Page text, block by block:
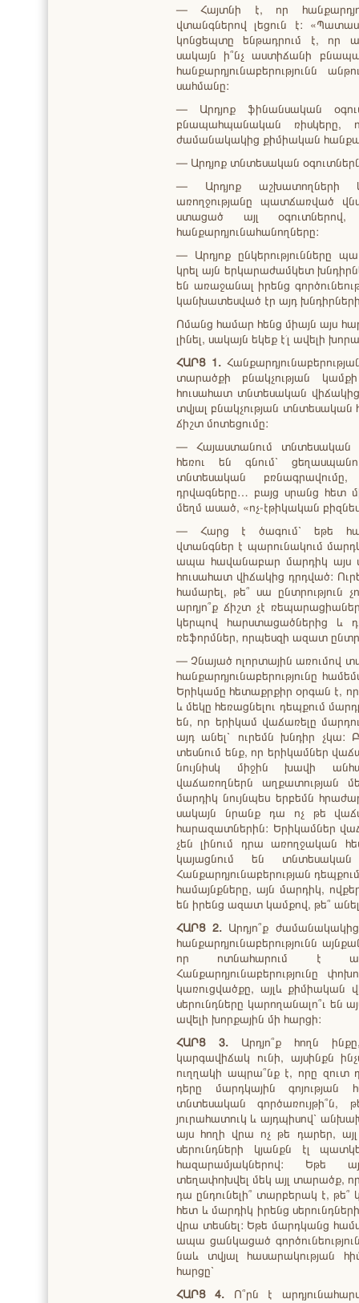
— Հայտնի է, որ
վտանգներով լեցուն է:
կոնցեպտը ենթադրում է, որ
սակայն ի՞նչ աստիճանի
հանքարդյունաբերությունն
սահմանը:
— Արդյոք ֆինանսական
բնապահպանական ռիսկերը,
ժամանակակից քիմիական
— Արդյոք տնտեսական
— Արդյոք աշխատողների
առողջությանը պատճառված
ստացած այլ
հանքարդյունահանողները:
— Արդյոք ընկերությունները
կրել այն երկարաժամկետ
են առաջանալ իրենց
կանխատեսված էր այդ
Ոմանց համար հենց միայն այս
լինել, սակայն եկեք է՛լ ավելի
ՀԱՐՑ 1.
տարածքի բնակչության
հուսահատ տնտեսական վիճակից
տվյալ բնակչության տնտեսական
ճիշտ մոտեցումը:
— Հայաստանում տնտեսական
հեռու են գնում՝
տնտեսական
դրվագները… բայց սրանց հետ
մեղմ ասած, «ոչ-էթիկական բիզնես
— Հարց է ծագում՝ եթե
վտանգներ է պարունակում
ապա հավանաբար մարդիկ այս
հուսահատ վիճակից դրդված:
համարել, թե՞ սա ընտրություն
արդյո՞ք ճիշտ չէ
կերպով հարստացածներից և
ռեֆորմներ, որպեսզի ազատ
— Չնայած ոլորտային առումով
հանքարդյունաբերությունը
Երիկամը հետաքրքիր օրգան է,
և մեկը հեռացնելու դեպքում
են, որ երիկամ վաճառելը
այդ անել՝ ուրեմն խնդիր չկա:
տեսնում ենք, որ երիկամներ
նույնիսկ միջին խավի
վաճառողներն աղքատության
մարդիկ նույնպես երբեմն
սակայն նրանք դա ոչ թե
հարազատներին: Երիկամներ
չեն լինում դրա առողջական
կայացնում են տնտեսական
Հանքարդյունաբերության
համայնքները, այն մարդիկ,
են իրենց ազատ կամքով, թե՞
ՀԱՐՑ 2. Արդյո՞ք
հանքարդյունաբերությունն
որ ոտնահարում է
Հանքարդյունաբերությունը
կառուցվածքը, այլև
սերունդները կարողանալո՞ւ
ավելի խորքային մի հարցի:
ՀԱՐՑ 3.Արդյո՞ք հողն
կարգավիճակ ունի, այսինքն
ուղղակի ապրա՞նք է, որը զուտ
դերը մարդկային
տնտեսական
յուրահատուկ և այդպիսով՝
այս հողի վրա ոչ թե դարեր,
սերունդների կյանքն էլ
հազարամյակներով: Եթե
տեղափոխվել մեկ այլ տարածք,
դա ընդունելի՞ տարբերակ է,
հետ և մարդիկ իրենց
վրա տեսնել: Եթե մարդկանց
ապա ցանկացած
նաև տվյալ հասարակության
հարցը՝
ՀԱՐՑ 4. Ո՞րն է